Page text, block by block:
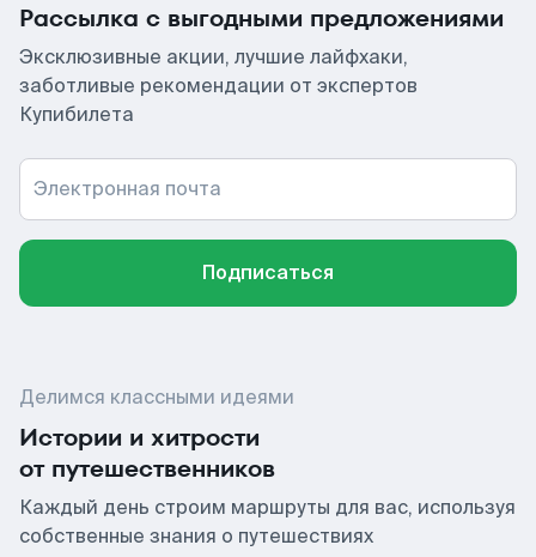
Рассылка с выгодными предложениями
Эксклюзивные акции, лучшие лайфхаки,
заботливые рекомендации от экспертов
Купибилета
Электронная почта
Подписаться
Делимся классными идеями
Истории и хитрости
от путешественников
Каждый день строим маршруты для вас, используя
собственные знания о путешествиях